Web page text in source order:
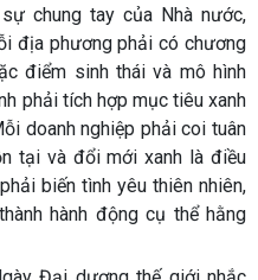
chung tay của Nhà nước,
địa phương phải có chương
điểm sinh thái và mô hình
phải tích hợp mục tiêu xanh
doanh nghiệp phải coi tuân
tại và đổi mới xanh là điều
biến tình yêu thiên nhiên,
hành động cụ thể hằng